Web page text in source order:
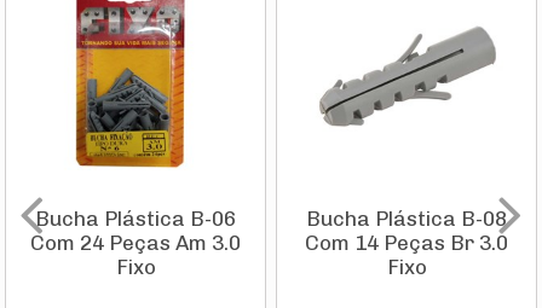
Bucha Plástica B-06
Com 24 Peças Am 3.0
Fixo
Bucha Plástica B-08
Com 14 Peças Br 3.0
Fixo